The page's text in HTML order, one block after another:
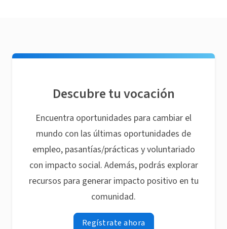
Descubre tu vocación
Encuentra oportunidades para cambiar el
mundo con las últimas oportunidades de
empleo, pasantías/prácticas y voluntariado
con impacto social. Además, podrás explorar
recursos para generar impacto positivo en tu
comunidad.
Regístrate ahora